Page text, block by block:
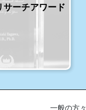
サーチアワード
一般の方々